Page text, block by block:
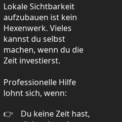
Lokale Sichtbarkeit
aufzubauen ist kein
Hexenwerk. Vieles
kannst du selbst
machen, wenn du die
Zeit investierst.
Professionelle Hilfe
lohnt sich, wenn:
Du keine Zeit hast,